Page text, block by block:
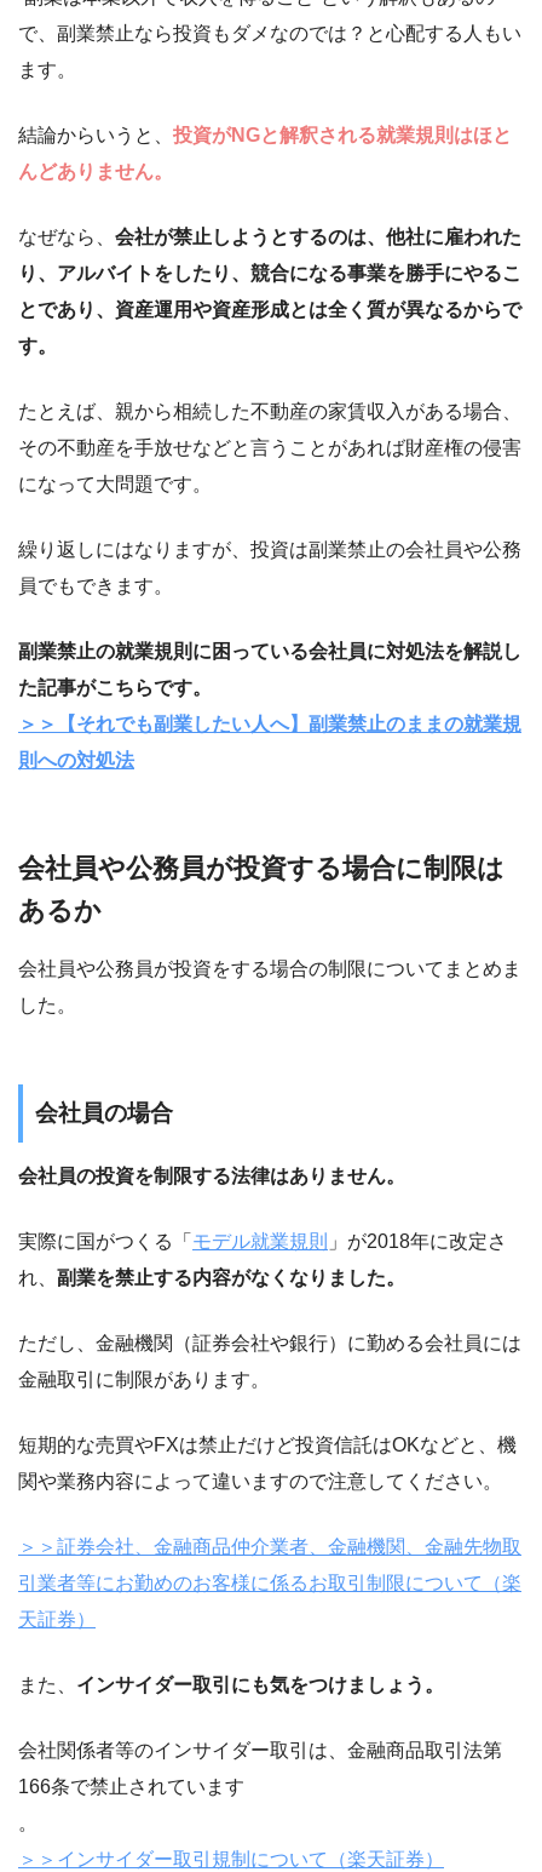
で、副業禁止なら投資もダメなのでは？と心配する人もい
ます。
結論からいうと、 投資がNGと解釈される就業規則はほと
んどありません。
なぜなら、 会社が禁止しようとするのは、他社に雇われた
り、アルバイトをしたり、競合になる事業を勝手にやるこ
とであり、資産運用や資産形成とは全く質が異なるからで
す。
たとえば、親から相続した不動産の家賃収入がある場合、
その不動産を手放せなどと言うことがあれば財産権の侵害
になって大問題です。
繰り返しにはなりますが、投資は副業禁止の会社員や公務
員でもできます。
副業禁止の就業規則に困っている会社員に対処法を解説し
た記事がこちらです。
＞＞【それでも副業したい人へ】副業禁止のままの就業規
則への対処法
会社員や公務員が投資する場合に制限は
あるか
会社員や公務員が投資をする場合の制限についてまとめま
した。
会社員の場合
会社員の投資を制限する法律はありません。
実際に国がつくる「 モデル就業規則 」が2018年に改定さ
れ、 副業を禁止する内容がなくなりました。
ただし、金融機関（証券会社や銀行）に勤める会社員には
金融取引に制限があります。
短期的な売買やFXは禁止だけど投資信託はOKなどと、機
関や業務内容によって違いますので注意してください。
＞＞証券会社、金融商品仲介業者、金融機関、金融先物取
引業者等にお勤めのお客様に係るお取引制限について（楽
天証券）
また、 インサイダー取引にも気をつけましょう。
会社関係者等のインサイダー取引は、金融商品取引法第
166条で禁止されています
。
＞＞インサイダー取引規制について（楽天証券）